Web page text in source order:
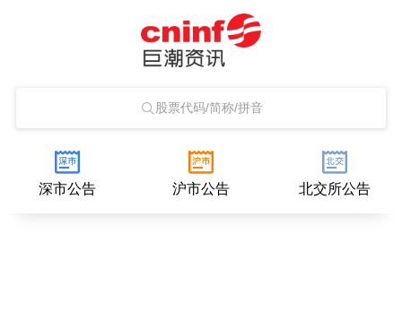
股票代码/简称/拼音
深市公告 沪市公告 北交所公告